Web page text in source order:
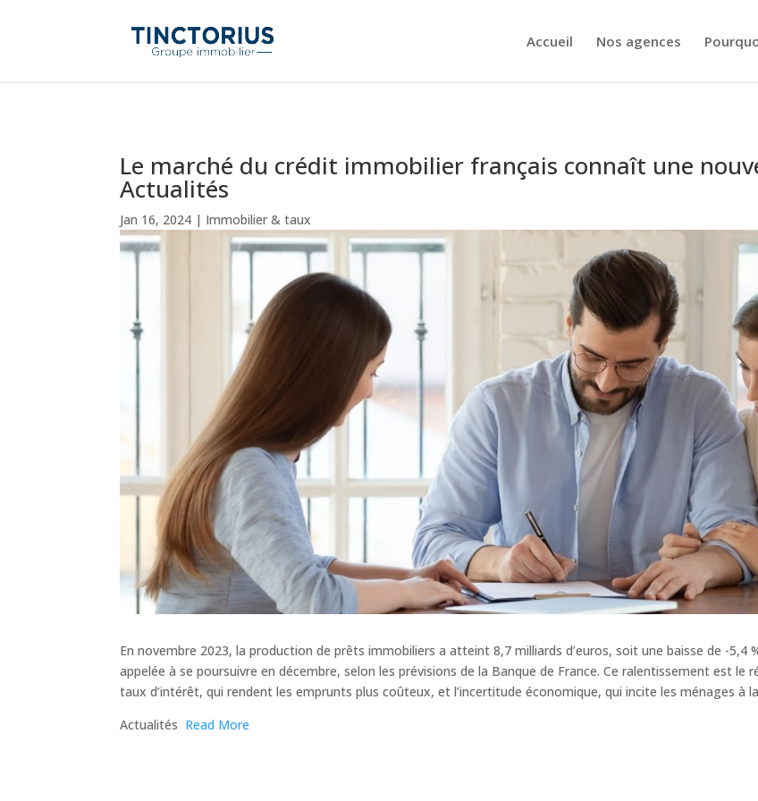
Accueil Nos agences
Le marché du crédit immobilier français connaît une
Actualités
Jan 16, 2024 | Immobilier & taux
En novembre 2023, la production de prêts immobiliers a atteint 8,7 milliards d’euros, soit une baisse de -
appelée à se poursuivre en décembre, selon les prévisions de la Banque de France. Ce ralentissement est
taux d’intérêt, qui rendent les emprunts plus coûteux, et l’incertitude économique, qui incite les ménages à
​Actualités Read More